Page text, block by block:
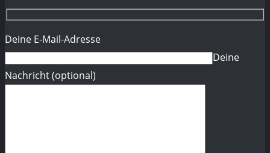
Deine E-Mail-Adresse
Deine
Nachricht (optional)